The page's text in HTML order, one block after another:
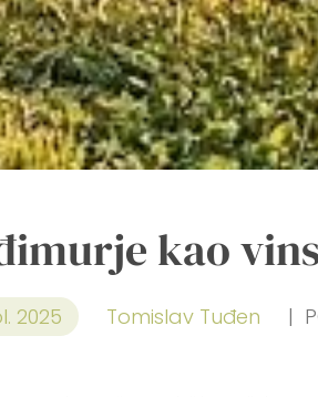
kao
2025 Tomislav Tuđen |